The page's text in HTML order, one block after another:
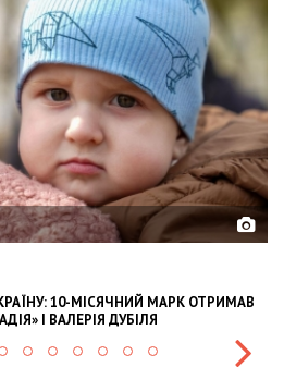
10-МІСЯЧНИЙ МАРК ОТРИМАВ
І ВАЛЕРІЯ ДУБІЛЯ